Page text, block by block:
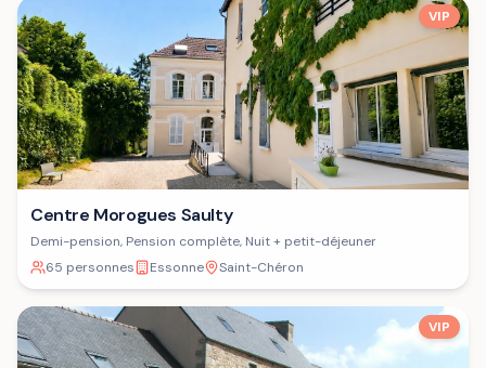
VIP
Centre Morogues Saulty
Demi-pension, Pension complète, Nuit + petit-déjeuner
65 personnes
Essonne Saint-Chéron
VIP